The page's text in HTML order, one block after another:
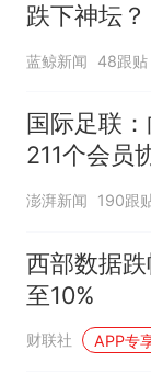
跌下神坛？
蓝鲸新闻 48跟贴
国际足联
211个会员
澎湃新闻 190跟
西部数据
至10%
财联社 APP专